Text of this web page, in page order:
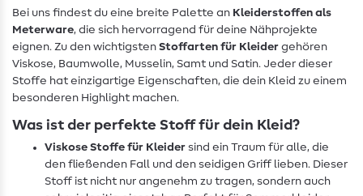
Bei uns findest du eine breite Palette an Kleiderstoffen als
Meterware, die sich hervorragend für deine Nähprojekte
eignen. Zu den wichtigsten Stoffarten für Kleider gehören
Viskose, Baumwolle, Musselin, Samt und Satin. Jeder dieser
Stoffe hat einzigartige Eigenschaften, die dein Kleid zu einem
besonderen Highlight machen.
Was ist der perfekte Stoff für dein Kleid?
Viskose Stoffe für Kleider sind ein Traum für alle, die
den fließenden Fall und den seidigen Griff lieben. Dieser
Stoff ist nicht nur angenehm zu tragen, sondern auch